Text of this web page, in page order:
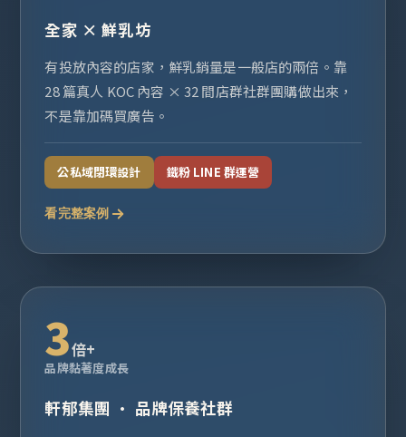
全家 × 鮮乳坊
有投放內容的店家，鮮乳銷量是一般店的兩倍。靠
28 篇真人 KOC 內容 × 32 間店群社群團購做出來，
不是靠加碼買廣告。
公私域閉環設計 鐵粉 LINE 群運營
看完整案例
3倍+
品牌黏著度成長
軒郁集團 · 品牌保養社群